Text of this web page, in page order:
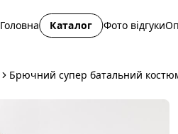
Головна Каталог Фото відгуки
Брючний супер батальний